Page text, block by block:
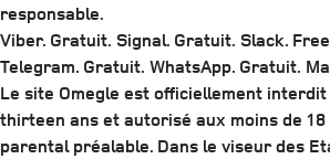
responsable.
Viber. Gratuit. Signal. Gratuit. Slack.
Telegram. Gratuit. WhatsApp. Gratuit.
Le site Omegle est officiellement interdit
thirteen ans et autorisé aux moins de 18
parental préalable. Dans le viseur des